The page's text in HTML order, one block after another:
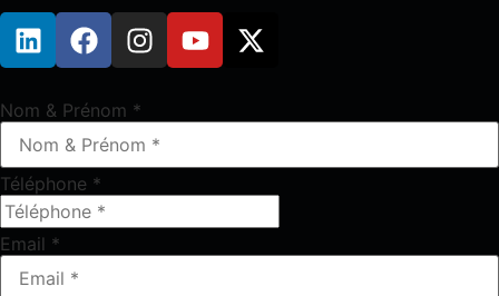
Nom & Prénom *
Téléphone *
Email *